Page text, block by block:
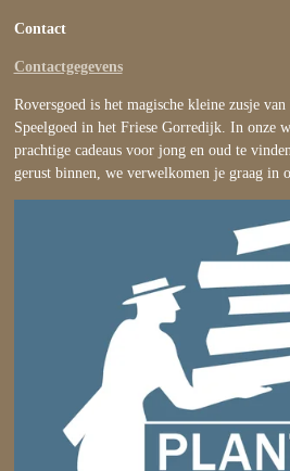
Contact
Contactgegevens
Roversgoed is het magische kleine zusje
Speelgoed in het Friese Gorredijk. In onze
prachtige cadeaus voor jong en oud te
gerust binnen, we verwelkomen je graag in